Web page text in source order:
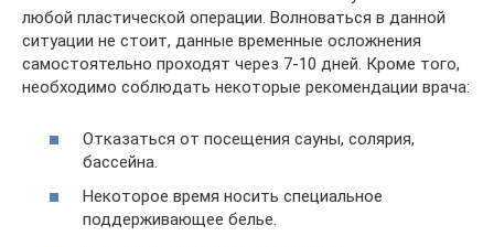
любой пластической операции. Волноваться в данной
ситуации не стоит, данные временные осложнения
самостоятельно проходят через 7-10 дней. Кроме того,
необходимо соблюдать некоторые рекомендации врача:
Отказаться от посещения сауны, солярия,
бассейна.
Некоторое время носить специальное
поддерживающее белье.